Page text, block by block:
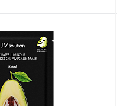
В корзину